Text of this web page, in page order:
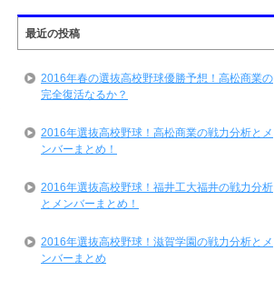
最近の投稿
2016年春の選抜高校野球優勝予想！高松商業の
完全復活なるか？
2016年選抜高校野球！高松商業の戦力分析とメ
ンバーまとめ！
2016年選抜高校野球！福井工大福井の戦力分析
とメンバーまとめ！
2016年選抜高校野球！滋賀学園の戦力分析とメ
ンバーまとめ